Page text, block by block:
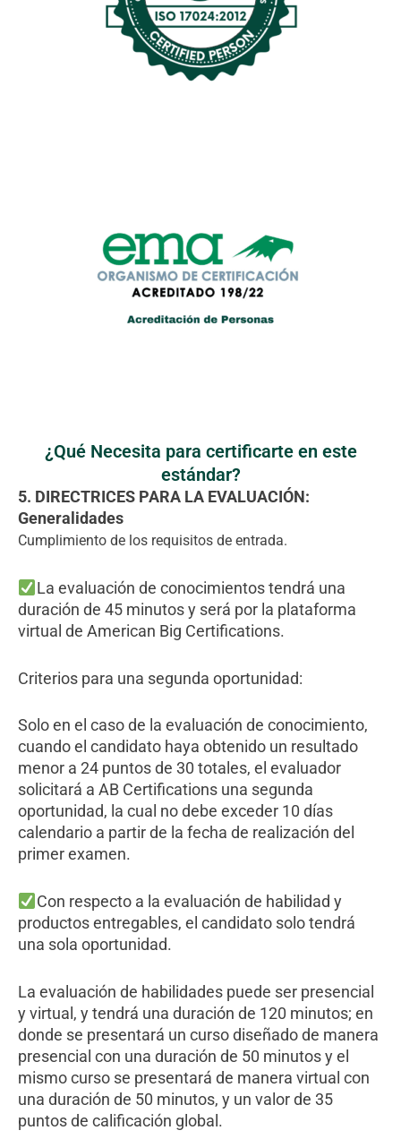
¿Qué Necesita para certificarte en este
estándar?
5. DIRECTRICES PARA LA EVALUACIÓN:
Generalidades
Cumplimiento de los requisitos de entrada.
La evaluación de conocimientos tendrá una
duración de 45 minutos y será por la plataforma
virtual de American Big Certifications.
Criterios para una segunda oportunidad:
Solo en el caso de la evaluación de conocimiento,
cuando el candidato haya obtenido un resultado
menor a 24 puntos de 30 totales, el evaluador
solicitará a AB Certifications una segunda
oportunidad, la cual no debe exceder 10 días
calendario a partir de la fecha de realización del
primer examen.
Con respecto a la evaluación de habilidad y
productos entregables, el candidato solo tendrá
una sola oportunidad.
La evaluación de habilidades puede ser presencial
y virtual, y tendrá una duración de 120 minutos; en
donde se presentará un curso diseñado de manera
presencial con una duración de 50 minutos y el
mismo curso se presentará de manera virtual con
una duración de 50 minutos, y un valor de 35
puntos de calificación global.